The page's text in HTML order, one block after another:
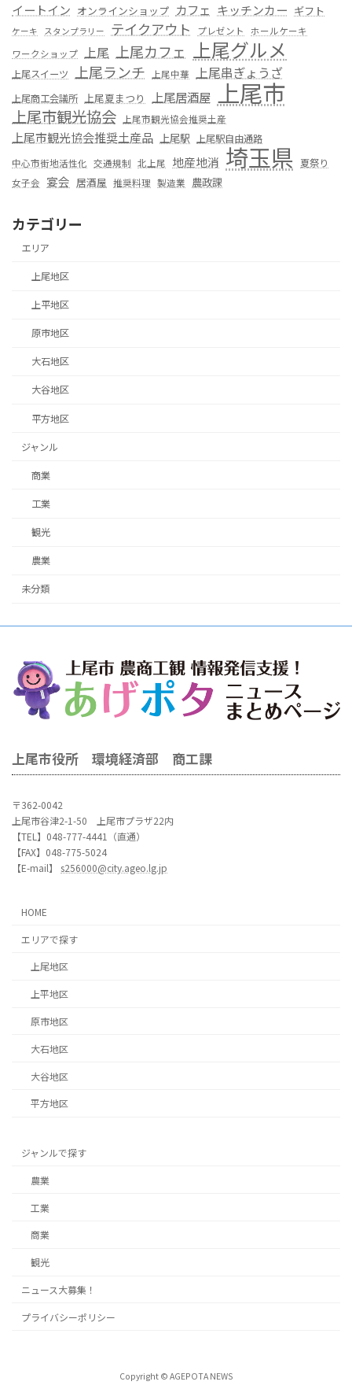
イートイン オンラインショップ カフェ キッチンカー ギフト
ケーキ スタンプラリー テイクアウト プレゼント
ホールケーキ
ワークショップ 上尾 上尾カフェ 上尾グルメ
上尾スイーツ 上尾ランチ 上尾中華 上尾串ぎょうざ
上尾商工会議所 上尾夏まつり 上尾居酒屋 上尾市
上尾市観光協会 上尾市観光協会推奨土産
上尾市観光協会推奨土産品 上尾駅 上尾駅自由通路
中心市街地活性化 交通規制 北上尾 地産地消 埼玉県 夏祭り
女子会 宴会 居酒屋 推奨料理 製造業 農政課
カテゴリー
エリア
上尾地区
上平地区
原市地区
大石地区
大谷地区
平方地区
ジャンル
商業
工業
観光
農業
未分類
上尾市役所 環境経済部 商工課
〒362-0042
上尾市谷津2-1-50 上尾市プラザ22内
【TEL】048-777-4441（直通）
【FAX】048-775-5024
【E-mail】 s256000@city.ageo.lg.jp
HOME
エリアで探す
上尾地区
上平地区
原市地区
大石地区
大谷地区
平方地区
ジャンルで探す
農業
工業
商業
観光
ニュース大募集！
プライバシーポリシー
Copyright © AGEPOTA NEWS